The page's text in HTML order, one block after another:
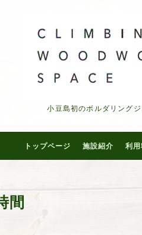
小豆島初のボルダリング
トップページ 施設紹介 利用
間